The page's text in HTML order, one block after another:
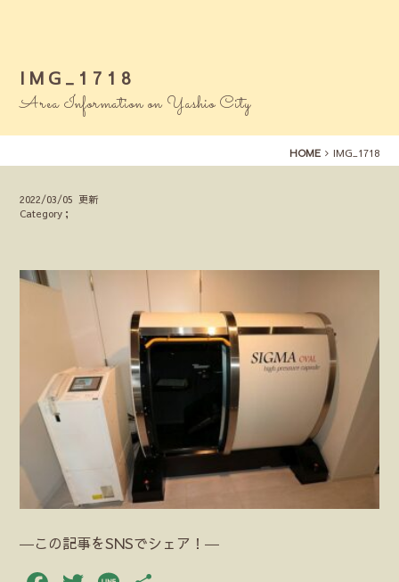
IMG_1718
Area Information on Yashio City
HOME IMG_1718
2022/03/05 更新
Category；
―この記事をSNSでシェア！―